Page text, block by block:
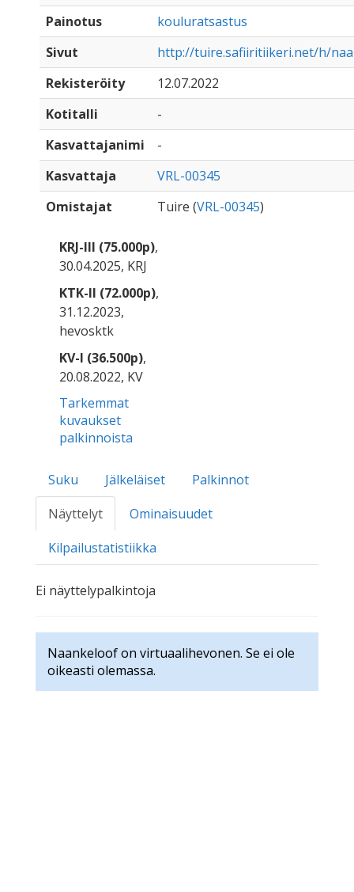
Painotus
kouluratsastus
Sivut
http://tuire.safiiritiikeri.net/h/
Rekisteröity
12.07.2022
Kotitalli
-
Kasvattajanimi
-
Kasvattaja
VRL-00345
Omistajat
Tuire (VRL-00345)
KRJ-III (75.000p),
30.04.2025, KRJ
KTK-II (72.000p),
31.12.2023,
hevosktk
KV-I (36.500p),
20.08.2022, KV
Tarkemmat
kuvaukset
palkinnoista
Suku Jälkeläiset
Palkinnot
Näyttelyt
Ominaisuudet
Kilpailustatistiikka
Ei näyttelypalkintoja
Naankeloof on virtuaalihevonen. Se ei ole
oikeasti olemassa.